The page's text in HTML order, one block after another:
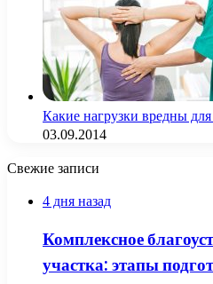
Какие нагрузки вредны
03.09.2014
Свежие записи
4 дня назад
Комплексное
участка: этапы